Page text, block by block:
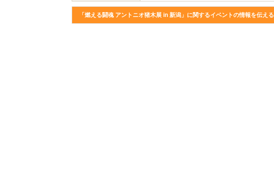
「燃える闘魂 アントニオ猪木展 in 新潟」に関するイベントの情報を伝える